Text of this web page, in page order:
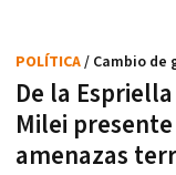
De la
Milei
amenazas
POLÍTICA/ Cambio de